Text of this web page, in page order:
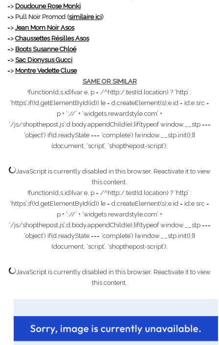
=> Doudoune Rose Monki
=> Pull Noir Promod (similaire ici)
=> Jean Mom Noir Asos
=> Chaussettes Résilles Asos
=> Boots Susanne Chloé
=> Sac Dionysus Gucci
=> Montre Vedette Cluse
SAME OR SIMILAR
!function(d,s,id){var e, p = /^http:/.test(d.location) ? ‘http’ :
‘https’;if(!d.getElementById(id)) {e = d.createElement(s);e.id = id;e.src =
p + ‘://’ + ‘widgets.rewardstyle.com’ +
‘/js/shopthepost.js’;d.body.appendChild(e);}if(typeof window.__stp ===
‘object’) if(d.readyState === ‘complete’) {window.__stp.init();}}
(document, ‘script’, ‘shopthepost-script’);
JavaScript is currently disabled in this browser. Reactivate it to view
this content.
!function(d,s,id){var e, p = /^http:/.test(d.location) ? ‘http’ :
‘https’;if(!d.getElementById(id)) {e = d.createElement(s);e.id = id;e.src =
p + ‘://’ + ‘widgets.rewardstyle.com’ +
‘/js/shopthepost.js’;d.body.appendChild(e);}if(typeof window.__stp ===
‘object’) if(d.readyState === ‘complete’) {window.__stp.init();}}
(document, ‘script’, ‘shopthepost-script’);
JavaScript is currently disabled in this browser. Reactivate it to view
this content.